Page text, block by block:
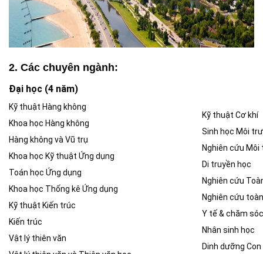
2. Các chuyên ngành:
Đại học (4 năm)
Kỹ thuật Hàng không
Khoa học Hàng không
Hàng không và Vũ trụ
Khoa học Kỹ thuật Ứng dụng
Toán học Ứng dụng
Khoa học Thống kê Ứng dụng
Kỹ thuật Kiến trúc
Kiến trúc
Vật lý thiên văn
Kỹ thuật Cơ khí
Sinh học Môi
Nghiên cứu
Di truyền học
Nghiên cứu
Nghiên cứu
Y tế & chăm
Nhân sinh học
Dinh dưỡng